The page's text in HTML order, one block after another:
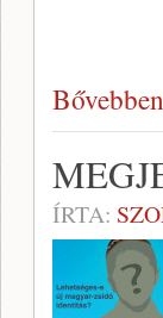
Bővebben
ÍRTA: